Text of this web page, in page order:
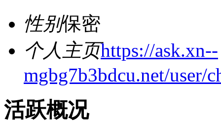
性别保密
个人主页https://ask.xn--
mgbg7b3bdcu.net/user/
活跃概况